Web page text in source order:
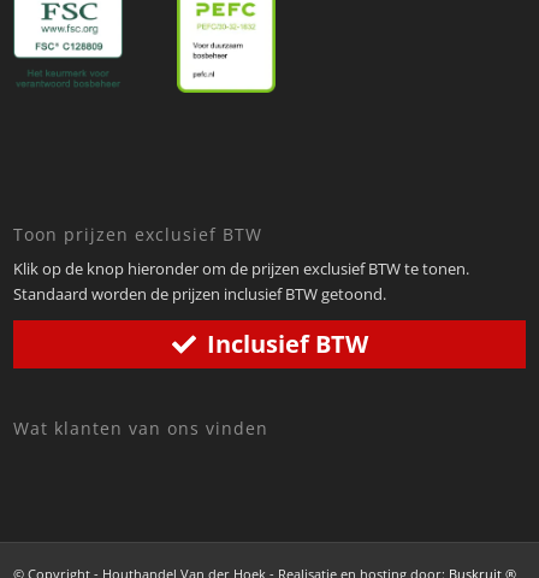
Toon prijzen exclusief BTW
Klik op de knop hieronder om de prijzen exclusief BTW te tonen.
Standaard worden de prijzen inclusief BTW getoond.
Inclusief BTW
Wat klanten van ons vinden
© Copyright - Houthandel Van der Hoek - Realisatie en hosting door: Buskruit ®